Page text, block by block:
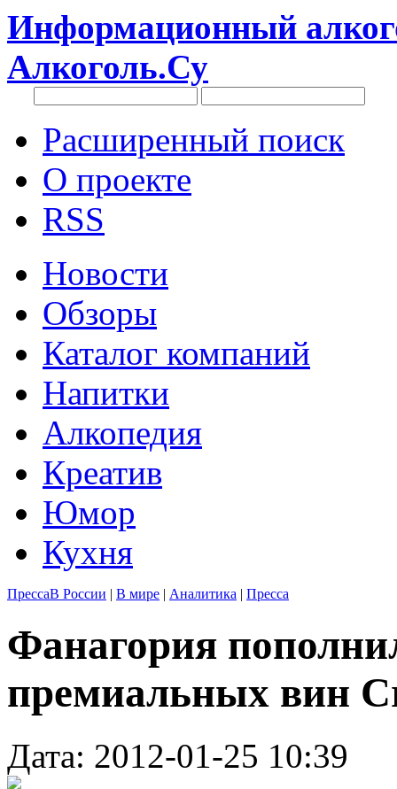
Информационный
Алкоголь.Су
Расширенный поиск
О проекте
RSS
Новости
Обзоры
Каталог компаний
Напитки
Алкопедия
Креатив
Юмор
Кухня
ПрессаВ России | В мире | Аналитика | Пресса
Фанагория
премиальных вин
Дата: 2012-01-25 10:39